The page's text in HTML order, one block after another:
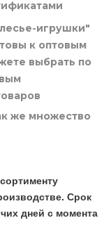
игрушки"
к оптовым
выбрать по
же множество
Срок
дней с момента